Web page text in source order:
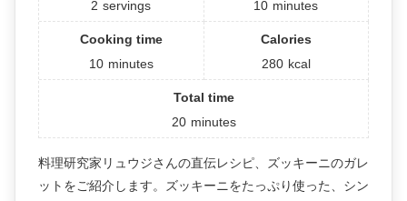
2 servings 10 minutes
Cooking time
10 minutes
Calories
280 kcal
Total time
20 minutes
料理研究家リュウジさんの直伝レシピ、ズッキーニのガレ
ットをご紹介します。ズッキーニをたっぷり使った、シン